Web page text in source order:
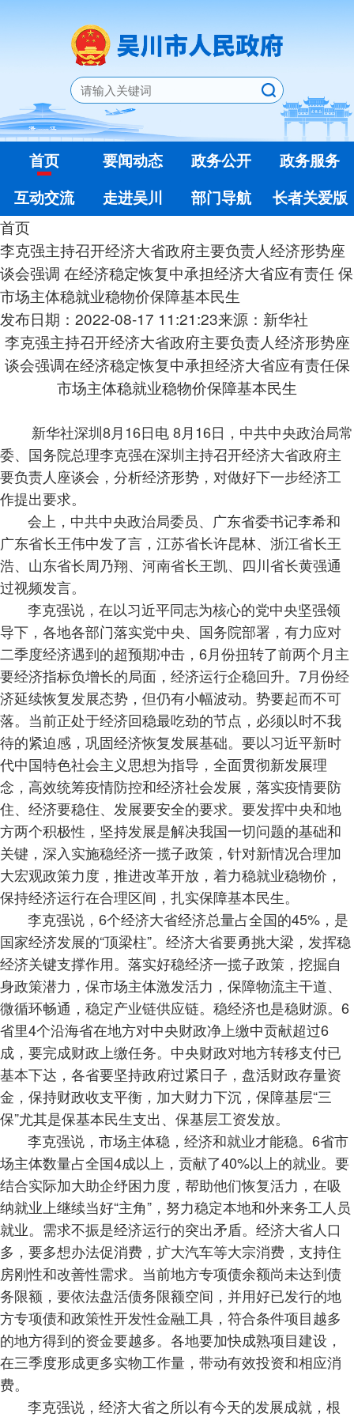
首页 要闻动态 政务公开
政务服务
互动交流
走进吴川 部门导航
长者关爱版
首页
李克强主持召开经济大省政府主要负责人经济形势座
谈会强调 在经济稳定恢复中承担经济大省应有责任 保
市场主体稳就业稳物价保障基本民生
发布日期：2022-08-17 11:21:23来源：新华社
李克强主持召开经济大省政府主要负责人经济形势座
谈会强调在经济稳定恢复中承担经济大省应有责任保
市场主体稳就业稳物价保障基本民生
新华社深圳8月16日电 8月16日，中共中央政治局常
委、国务院总理李克强在深圳主持召开经济大省政府主
要负责人座谈会，分析经济形势，对做好下一步经济工
作提出要求。
会上，中共中央政治局委员、广东省委书记李希和
广东省长王伟中发了言，江苏省长许昆林、浙江省长王
浩、山东省长周乃翔、河南省长王凯、四川省长黄强通
过视频发言。
李克强说，在以习近平同志为核心的党中央坚强领
导下，各地各部门落实党中央、国务院部署，有力应对
二季度经济遇到的超预期冲击，6月份扭转了前两个月主
要经济指标负增长的局面，经济运行企稳回升。7月份经
济延续恢复发展态势，但仍有小幅波动。势要起而不可
落。当前正处于经济回稳最吃劲的节点，必须以时不我
待的紧迫感，巩固经济恢复发展基础。要以习近平新时
代中国特色社会主义思想为指导，全面贯彻新发展理
念，高效统筹疫情防控和经济社会发展，落实疫情要防
住、经济要稳住、发展要安全的要求。要发挥中央和地
方两个积极性，坚持发展是解决我国一切问题的基础和
关键，深入实施稳经济一揽子政策，针对新情况合理加
大宏观政策力度，推进改革开放，着力稳就业稳物价，
保持经济运行在合理区间，扎实保障基本民生。
李克强说，6个经济大省经济总量占全国的45%，是
国家经济发展的“顶梁柱”。经济大省要勇挑大梁，发挥稳
经济关键支撑作用。落实好稳经济一揽子政策，挖掘自
身政策潜力，保市场主体激发活力，保障物流主干道、
微循环畅通，稳定产业链供应链。稳经济也是稳财源。6
省里4个沿海省在地方对中央财政净上缴中贡献超过6
成，要完成财政上缴任务。中央财政对地方转移支付已
基本下达，各省要坚持政府过紧日子，盘活财政存量资
金，保持财政收支平衡，加大财力下沉，保障基层“三
保”尤其是保基本民生支出、保基层工资发放。
李克强说，市场主体稳，经济和就业才能稳。6省市
场主体数量占全国4成以上，贡献了40%以上的就业。要
结合实际加大助企纾困力度，帮助他们恢复活力，在吸
纳就业上继续当好“主角”，努力稳定本地和外来务工人员
就业。需求不振是经济运行的突出矛盾。经济大省人口
多，要多想办法促消费，扩大汽车等大宗消费，支持住
房刚性和改善性需求。当前地方专项债余额尚未达到债
务限额，要依法盘活债务限额空间，并用好已发行的地
方专项债和政策性开发性金融工具，符合条件项目越多
的地方得到的资金要越多。各地要加快成熟项目建设，
在三季度形成更多实物工作量，带动有效投资和相应消
费。
李克强说，经济大省之所以有今天的发展成就，根